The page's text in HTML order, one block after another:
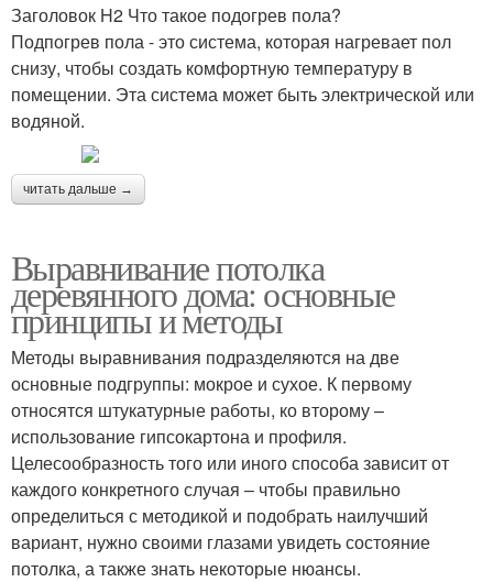
Заголовок H2 Что такое подогрев пола?
Подпогрев пола - это система, которая нагревает пол
снизу, чтобы создать комфортную температуру в
помещении. Эта система может быть электрической или
водяной.
читать дальше →
Выравнивание потолка
деревянного дома: основные
принципы и методы
Методы выравнивания подразделяются на две
основные подгруппы: мокрое и сухое. К первому
относятся штукатурные работы, ко второму –
использование гипсокартона и профиля.
Целесообразность того или иного способа зависит от
каждого конкретного случая – чтобы правильно
определиться с методикой и подобрать наилучший
вариант, нужно своими глазами увидеть состояние
потолка, а также знать некоторые нюансы.